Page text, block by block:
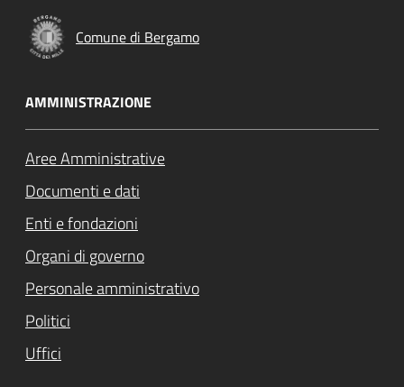
Comune di Bergamo
AMMINISTRAZIONE
Aree Amministrative
Documenti e dati
Enti e fondazioni
Organi di governo
Personale amministrativo
Politici
Uffici